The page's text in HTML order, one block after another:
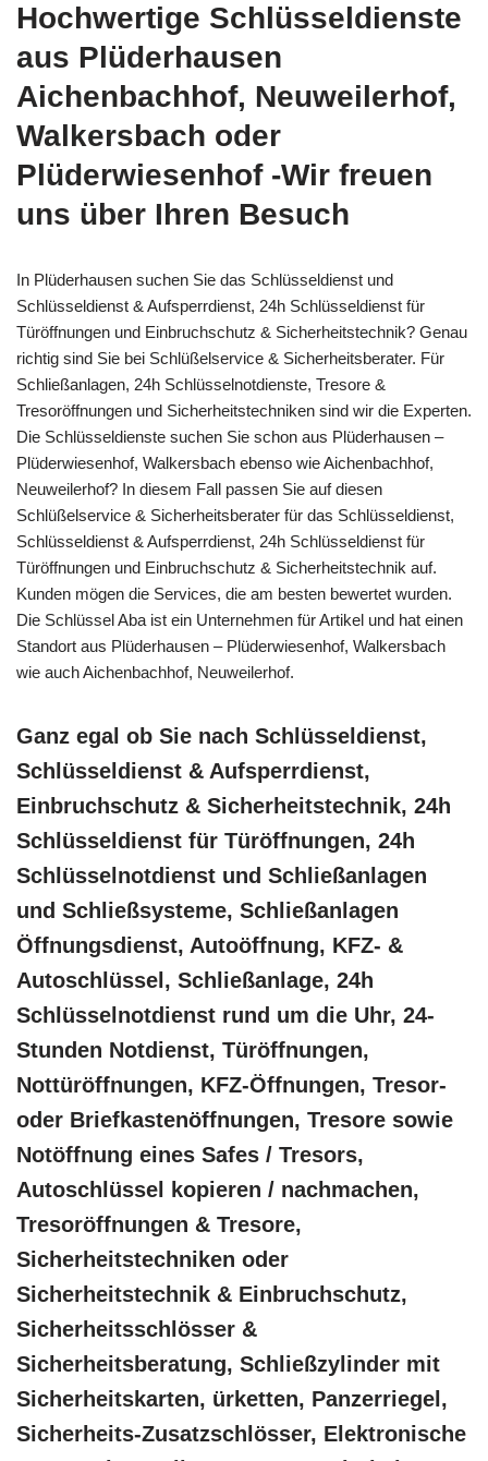
Hochwertige Schlüsseldienste
aus Plüderhausen
Aichenbachhof, Neuweilerhof,
Walkersbach oder
Plüderwiesenhof -Wir freuen
uns über Ihren Besuch
In Plüderhausen suchen Sie das Schlüsseldienst und
Schlüsseldienst & Aufsperrdienst, 24h Schlüsseldienst für
Türöffnungen und Einbruchschutz & Sicherheitstechnik? Genau
richtig sind Sie bei Schlüßelservice & Sicherheitsberater. Für
Schließanlagen, 24h Schlüsselnotdienste, Tresore &
Tresoröffnungen und Sicherheitstechniken sind wir die Experten.
Die Schlüsseldienste suchen Sie schon aus Plüderhausen –
Plüderwiesenhof, Walkersbach ebenso wie Aichenbachhof,
Neuweilerhof? In diesem Fall passen Sie auf diesen
Schlüßelservice & Sicherheitsberater für das Schlüsseldienst,
Schlüsseldienst & Aufsperrdienst, 24h Schlüsseldienst für
Türöffnungen und Einbruchschutz & Sicherheitstechnik auf.
Kunden mögen die Services, die am besten bewertet wurden.
Die Schlüssel Aba ist ein Unternehmen für Artikel und hat einen
Standort aus Plüderhausen – Plüderwiesenhof, Walkersbach
wie auch Aichenbachhof, Neuweilerhof.
Ganz egal ob Sie nach Schlüsseldienst,
Schlüsseldienst & Aufsperrdienst,
Einbruchschutz & Sicherheitstechnik, 24h
Schlüsseldienst für Türöffnungen, 24h
Schlüsselnotdienst und Schließanlagen
und Schließsysteme, Schließanlagen
Öffnungsdienst, Autoöffnung, KFZ- &
Autoschlüssel, Schließanlage, 24h
Schlüsselnotdienst rund um die Uhr, 24-
Stunden Notdienst, Türöffnungen,
Nottüröffnungen, KFZ-Öffnungen, Tresor-
oder Briefkastenöffnungen, Tresore sowie
Notöffnung eines Safes / Tresors,
Autoschlüssel kopieren / nachmachen,
Tresoröffnungen & Tresore,
Sicherheitstechniken oder
Sicherheitstechnik & Einbruchschutz,
Sicherheitsschlösser &
Sicherheitsberatung, Schließzylinder mit
Sicherheitskarten, ürketten, Panzerriegel,
Sicherheits-Zusatzschlösser, Elektronische